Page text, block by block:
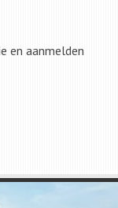
en aanmelden